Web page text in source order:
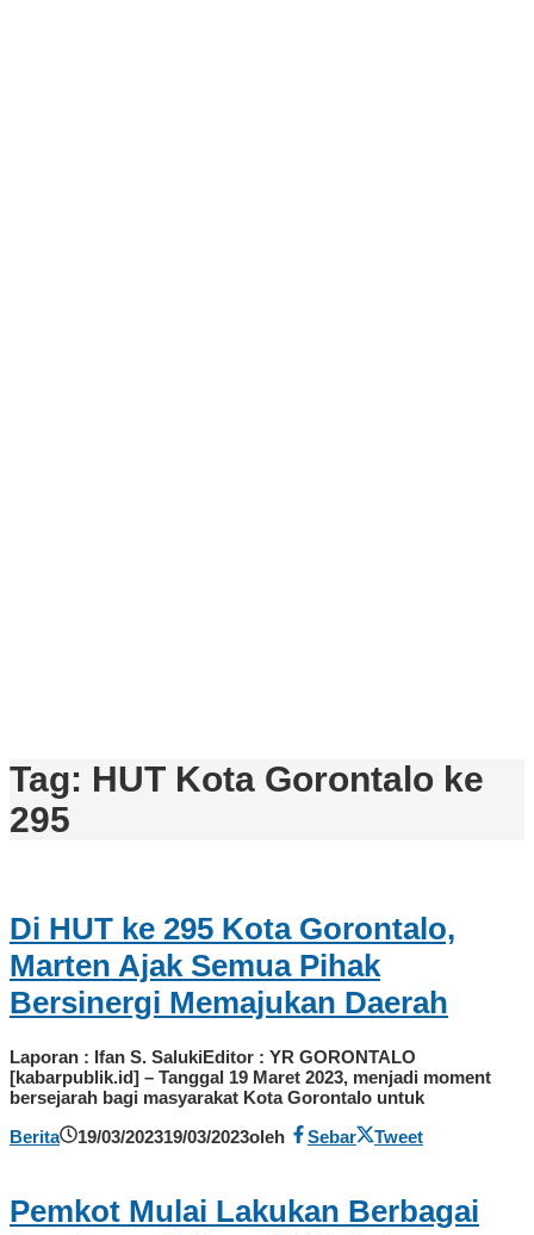
Tag: HUT Kota Gorontalo ke
295
Di HUT ke 295 Kota Gorontalo,
Marten Ajak Semua Pihak
Bersinergi Memajukan Daerah
Laporan : Ifan S. SalukiEditor : YR GORONTALO
[kabarpublik.id] – Tanggal 19 Maret 2023, menjadi moment
bersejarah bagi masyarakat Kota Gorontalo untuk
Berita
19/03/202319/03/2023oleh Sebar Tweet
Pemkot Mulai Lakukan Berbagai